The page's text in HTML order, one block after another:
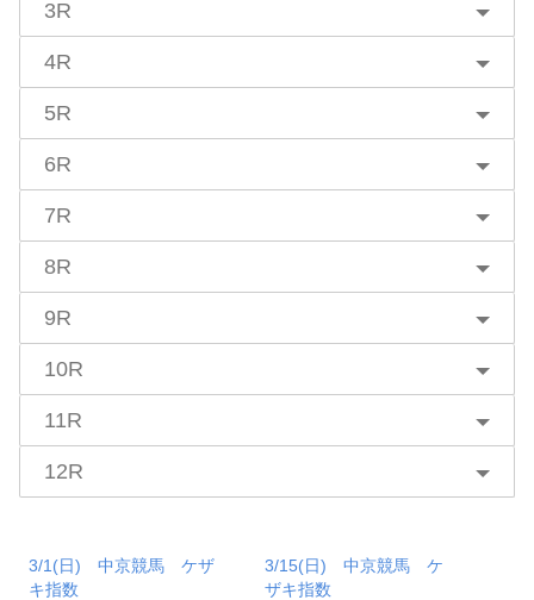
3R
4R
5R
6R
7R
8R
9R
10R
11R
12R
3/1(日) 中京競馬 ケザ
キ指数
3/15(日) 中京競馬 ケ
ザキ指数